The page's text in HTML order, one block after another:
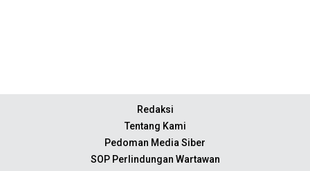
Redaksi
Tentang Kami
Pedoman Media Siber
SOP Perlindungan Wartawan